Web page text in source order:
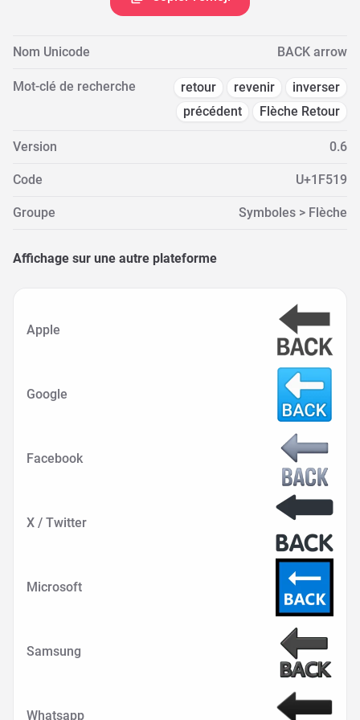
Nom Unicode BACK arrow
Mot-clé de recherche retour revenir
inverser
précédent
Flèche Retour
Version 0.6
Code U+1F519
Groupe Symboles > Flèche
Affichage sur une autre plateforme
Apple
Google
Facebook
X / Twitter
Microsoft
Samsung
Whatsapp